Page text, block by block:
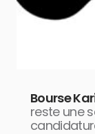
Bourse
reste une